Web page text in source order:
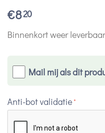
€820
Binnenkort weer leverbaar
Mail mij als dit
Anti-bot validatie